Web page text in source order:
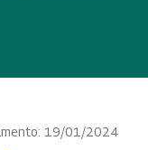
19/01/2024